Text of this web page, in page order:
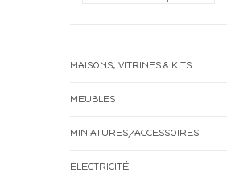
MAISONS, VITRINES & KITS
MEUBLES
MINIATURES/ACCESSOIRES
ELECTRICITÉ